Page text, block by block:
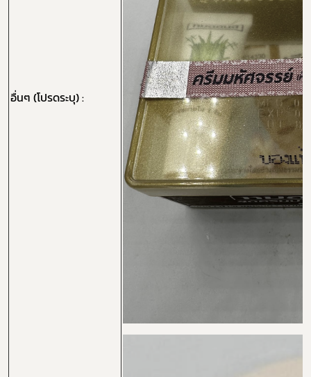
อื่นๆ (โปรดระบุ) :
Subscribe
เลือกหัวข้อที่ท่านต้องการ Subscribe